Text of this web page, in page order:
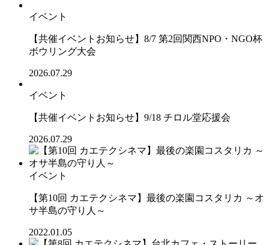
イベント
【共催イベントお知らせ】8/7 第2回関西NPO・NGO杯
ボウリング大会
2026.07.29
イベント
【共催イベントお知らせ】9/18 チロル堂応援会
2026.07.29
イベント
【第10回 カエテクシネマ】最後の楽園コスタリカ ～オ
サ半島の守り人～
2022.01.05